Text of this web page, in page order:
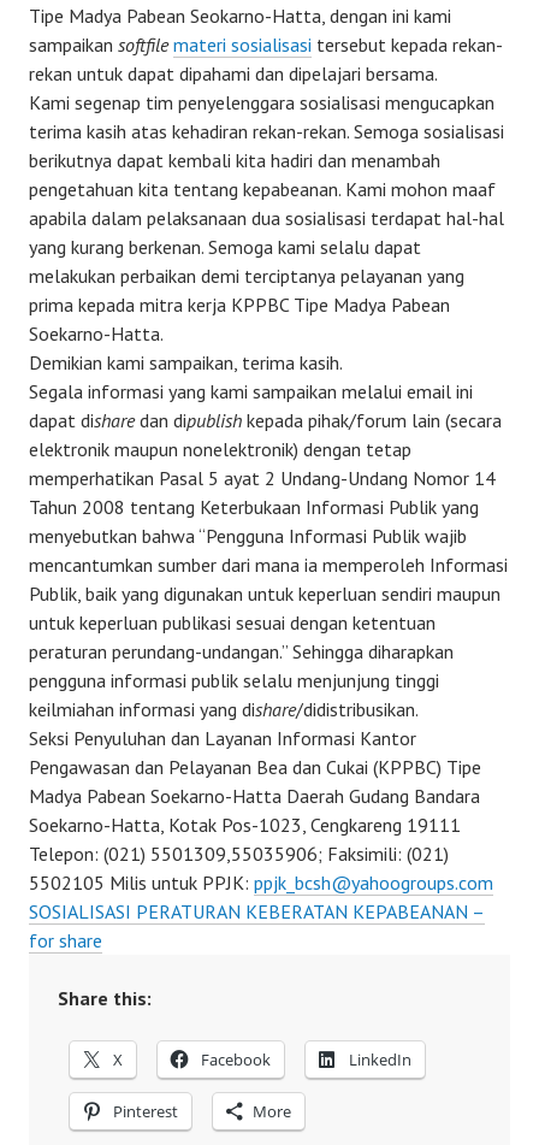
Tipe Madya Pabean Seokarno-Hatta, dengan ini kami
sampaikan softfile materi sosialisasi tersebut kepada rekan-
rekan untuk dapat dipahami dan dipelajari bersama.
Kami segenap tim penyelenggara sosialisasi mengucapkan
terima kasih atas kehadiran rekan-rekan. Semoga sosialisasi
berikutnya dapat kembali kita hadiri dan menambah
pengetahuan kita tentang kepabeanan. Kami mohon maaf
apabila dalam pelaksanaan dua sosialisasi terdapat hal-hal
yang kurang berkenan. Semoga kami selalu dapat
melakukan perbaikan demi terciptanya pelayanan yang
prima kepada mitra kerja KPPBC Tipe Madya Pabean
Soekarno-Hatta.
Demikian kami sampaikan, terima kasih.
Segala informasi yang kami sampaikan melalui email ini
dapat disharedan dipublish kepada pihak/forum lain (secara
elektronik maupun nonelektronik) dengan tetap
memperhatikan Pasal 5 ayat 2 Undang-Undang Nomor 14
Tahun 2008 tentang Keterbukaan Informasi Publik yang
menyebutkan bahwa “Pengguna Informasi Publik wajib
mencantumkan sumber dari mana ia memperoleh Informasi
Publik, baik yang digunakan untuk keperluan sendiri maupun
untuk keperluan publikasi sesuai dengan ketentuan
peraturan perundang-undangan.” Sehingga diharapkan
pengguna informasi publik selalu menjunjung tinggi
keilmiahan informasi yang dishare/didistribusikan.
Seksi Penyuluhan dan Layanan Informasi Kantor
Pengawasan dan Pelayanan Bea dan Cukai (KPPBC) Tipe
Madya Pabean Soekarno-Hatta Daerah Gudang Bandara
Soekarno-Hatta, Kotak Pos-1023, Cengkareng 19111
Telepon: (021) 5501309,55035906; Faksimili: (021)
5502105 Milis untuk PPJK: ppjk_bcsh@yahoogroups.com
SOSIALISASI PERATURAN KEBERATAN KEPABEANAN –
for share
Share this:
X Facebook LinkedIn
Pinterest More